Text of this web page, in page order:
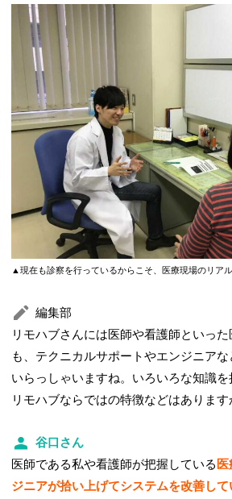
▲現在も診察を行っているからこそ、医療現場のリア
編集部
リモハブさんには医師や看護師といっ
も、テクニカルサポートやエンジニア
いらっしゃいますね。いろいろな知識
リモハブならではの特徴などはあります
谷口さん
医師である私や看護師が把握している
ジニアが拾い上げてシステムを改善し